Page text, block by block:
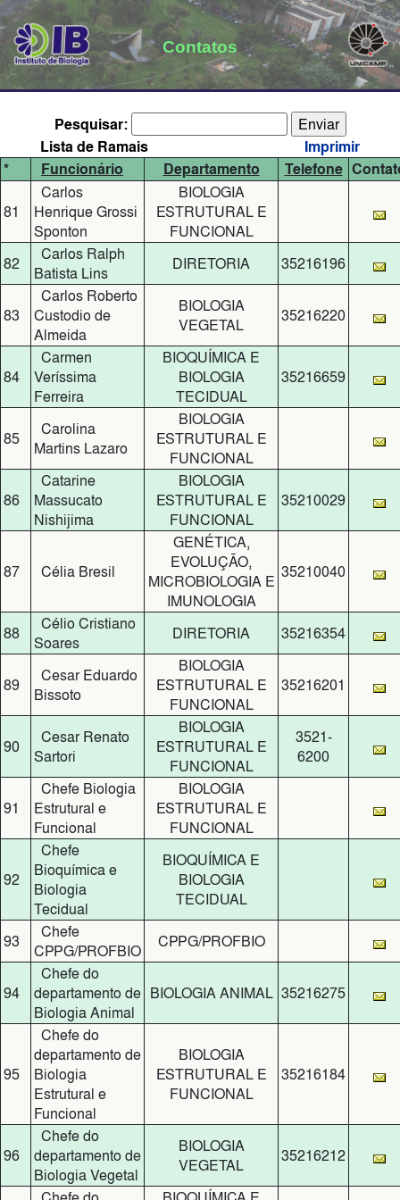
Contatos
Pesquisar:
Lista de Ramais
Imprimir
*
Funcionário Departamento Telefone
81
Carlos
Henrique Grossi
Sponton
BIOLOGIA
ESTRUTURAL E
FUNCIONAL
82
Carlos Ralph
Batista Lins
DIRETORIA 35216196
83
Carlos Roberto
Custodio de
Almeida
BIOLOGIA
VEGETAL
35216220
84
Carmen
Veríssima
Ferreira
BIOQUÍMICA E
BIOLOGIA
TECIDUAL
35216659
85
Carolina
Martins Lazaro
BIOLOGIA
ESTRUTURAL E
FUNCIONAL
86
Catarine
Massucato
Nishijima
BIOLOGIA
ESTRUTURAL E
FUNCIONAL
35210029
87 Célia Bresil
GENÉTICA,
EVOLUÇÃO,
MICROBIOLOGIA E
IMUNOLOGIA
35210040
88
Célio Cristiano
Soares
DIRETORIA 35216354
89
Cesar Eduardo
Bissoto
BIOLOGIA
ESTRUTURAL E
FUNCIONAL
35216201
90
Cesar Renato
Sartori
BIOLOGIA
ESTRUTURAL E
FUNCIONAL
3521-
6200
91
Chefe Biologia
Estrutural e
Funcional
BIOLOGIA
ESTRUTURAL E
FUNCIONAL
92
Chefe
Bioquímica e
Biologia
Tecidual
BIOQUÍMICA E
BIOLOGIA
TECIDUAL
93
Chefe
CPPG/PROFBIO
CPPG/PROFBIO
94
Chefe do
departamento de
Biologia Animal
BIOLOGIA ANIMAL 35216275
95
Chefe do
departamento de
Biologia
Estrutural e
Funcional
BIOLOGIA
ESTRUTURAL E
FUNCIONAL
35216184
96
Chefe do
departamento de
Biologia Vegetal
BIOLOGIA
VEGETAL
35216212